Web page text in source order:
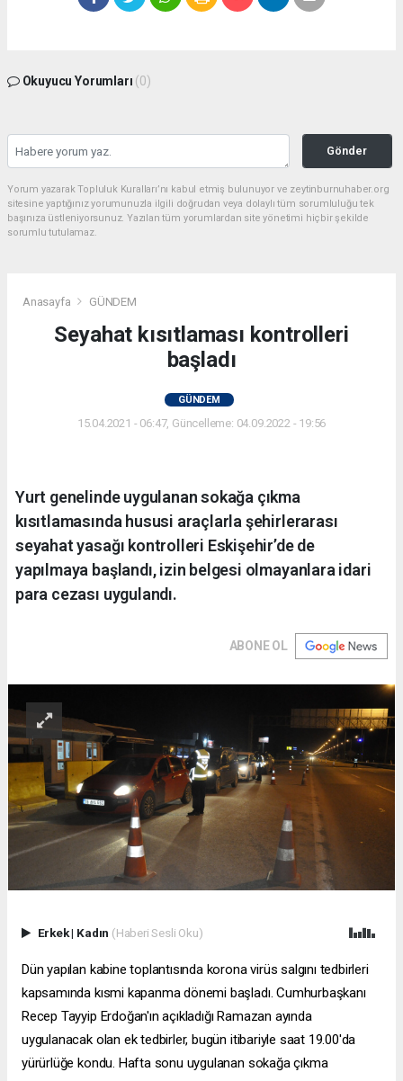
Okuyucu Yorumları (0)
Gönder
Yorum yazarak Topluluk Kuralları’nı kabul etmiş bulunuyor ve zeytinburnuhaber.org
sitesine yaptığınız yorumunuzla ilgili doğrudan veya dolaylı tüm sorumluluğu tek
başınıza üstleniyorsunuz. Yazılan tüm yorumlardan site yönetimi hiçbir şekilde
sorumlu tutulamaz.
Anasayfa GÜNDEM
Seyahat kısıtlaması kontrolleri
başladı
GÜNDEM
15.04.2021 - 06:47, Güncelleme: 04.09.2022 - 19:56
Yurt genelinde uygulanan sokağa çıkma
kısıtlamasında hususi araçlarla şehirlerarası
seyahat yasağı kontrolleri Eskişehir’de de
yapılmaya başlandı, izin belgesi olmayanlara idari
para cezası uygulandı.
ABONE OL
Erkek| Kadın (Haberi Sesli Oku)
Dün yapılan kabine toplantısında korona virüs salgını tedbirleri
kapsamında kısmi kapanma dönemi başladı. Cumhurbaşkanı
Recep Tayyip Erdoğan'ın açıkladığı Ramazan ayında
uygulanacak olan ek tedbirler, bugün itibariyle saat 19.00'da
yürürlüğe kondu. Hafta sonu uygulanan sokağa çıkma